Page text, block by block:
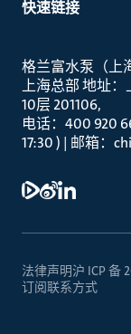
快速链接
格兰富水泵（上
上海总部 地址
10层 201106
电话：400 920
17:30 ) | 邮箱：
法律声明沪 ICP 备
订阅联系方式